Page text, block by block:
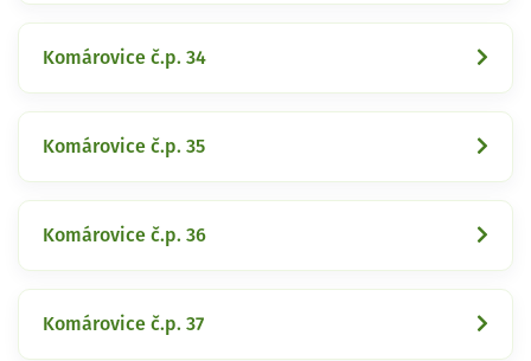
Komárovice č.p. 34
Komárovice č.p. 35
Komárovice č.p. 36
Komárovice č.p. 37